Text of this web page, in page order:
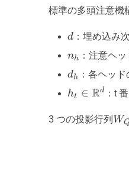
標準の多頭注意機
d
d ：埋め込み
n_h
nh ：注意ヘ
d_h
dh ：各ヘッ
h_t \in
ht ∈ Rd ：t
3 つの投影行列 W